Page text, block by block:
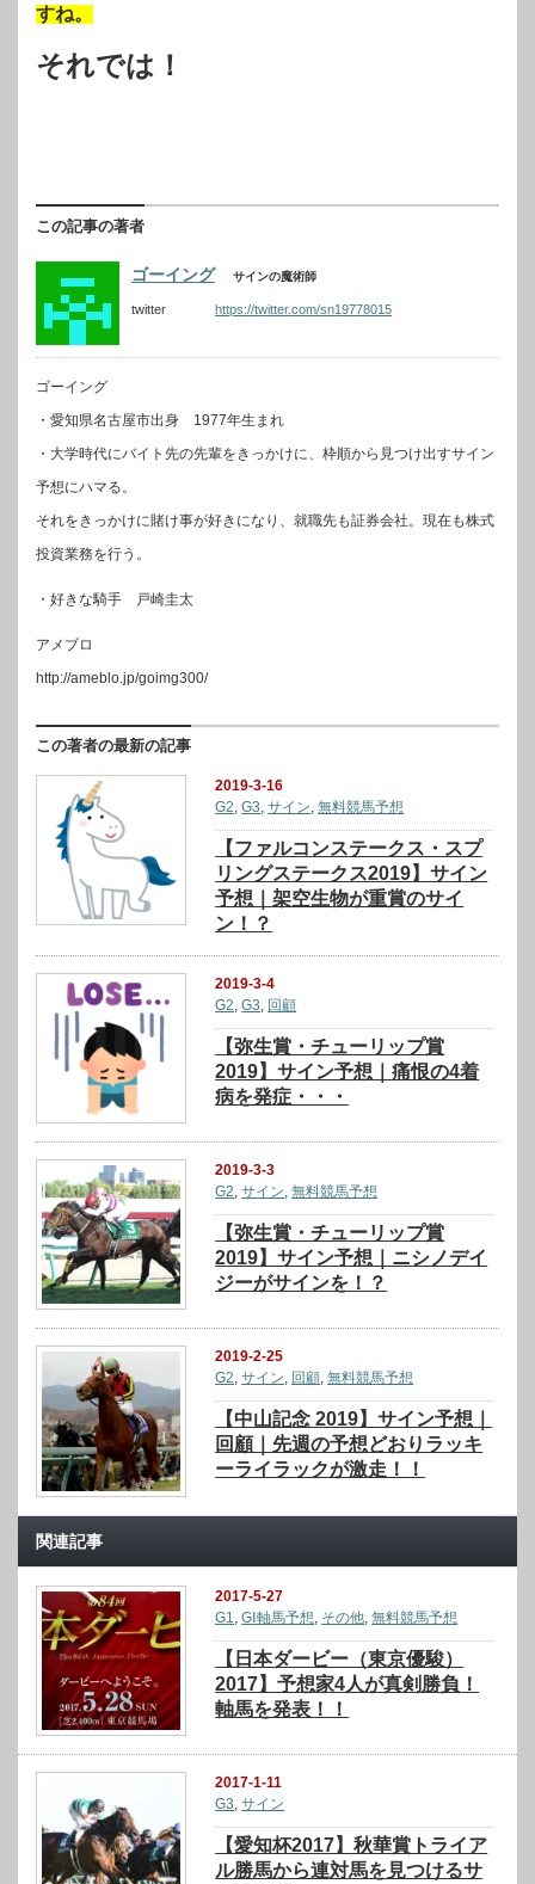
すね。
それでは！
この記事の著者
ゴーイング サインの魔術師
twitter https://twitter.com/sn19778015
ゴーイング
・愛知県名古屋市出身 1977年生まれ
・大学時代にバイト先の先輩をきっかけに、枠順から見つけ出すサイン
予想にハマる。
それをきっかけに賭け事が好きになり、就職先も証券会社。現在も株式
投資業務を行う。
・好きな騎手 戸崎圭太
アメブロ
http://ameblo.jp/goimg300/
この著者の最新の記事
2019-3-16
G2 ,G3 ,サイン ,無料競馬予想
【ファルコンステークス・スプ
リングステークス2019】サイン
予想｜架空生物が重賞のサイ
ン！？
2019-3-4
G2 ,G3 回顧
【弥生賞・チューリップ賞
2019】サイン予想｜痛恨の4着
病を発症・・・
2019-3-3
G2,サイン,無料競馬予想
【弥生賞・チューリップ賞
2019】サイン予想｜ニシノデイ
ジーがサインを！？
2019-2-25
G2,サイン, 回顧,無料競馬予想
【中山記念 2019】サイン予想｜
回顧｜先週の予想どおりラッキ
ーライラックが激走！！
関連記事
2017-5-27
G1,GⅠ軸馬予想, その他,無料競馬予想
【日本ダービー（東京優駿）
2017】予想家4人が真剣勝負！
軸馬を発表！！
2017-1-11
G3,サイン
【愛知杯2017】秋華賞トライア
ル勝馬から連対馬を見つけるサ